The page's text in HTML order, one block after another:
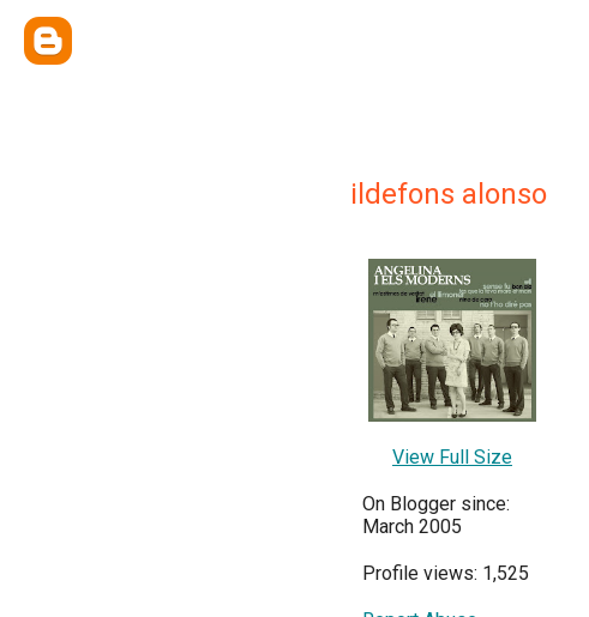
ildefons alonso
View Full Size
On Blogger since:
March 2005
Profile views: 1,525